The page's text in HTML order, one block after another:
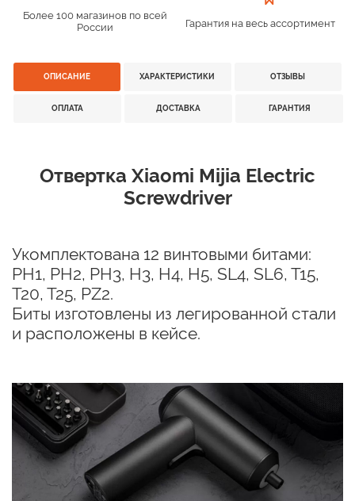
Более 100 магазинов по всей
России
Гарантия на весь ассортимент
ОПИСАНИЕ ХАРАКТЕРИСТИКИ ОТЗЫВЫ
ОПЛАТА ДОСТАВКА ГАРАНТИЯ
Отвертка Xiaomi Mijia Electric
Screwdriver
Укомплектована 12 винтовыми битами:
PH1, PH2, PH3, H3, H4, H5, SL4, SL6, T15,
T20, T25, PZ2.
Биты изготовлены из легированной стали
и расположены в кейсе.